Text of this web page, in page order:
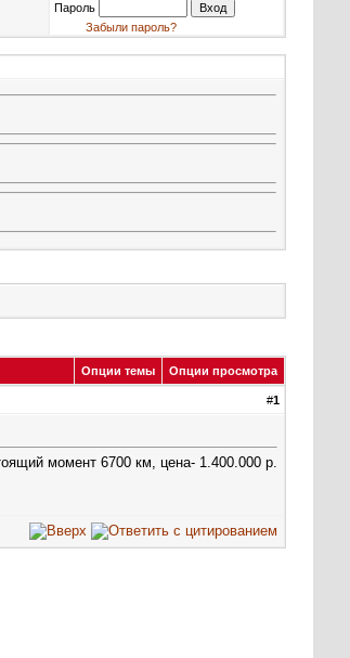
Пароль
Забыли пароль?
Опции темы Опции просмотра
#1
момент 6700 км, цена- 1.400.000 р.